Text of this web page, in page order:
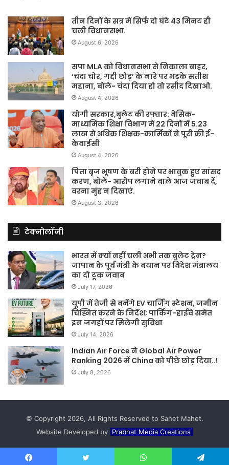
तीन दिनों के सत्र में सिर्फ दो घंटे 43 मिनट ही
चली विधानसभा.
August 6, 2026
सपा MLA को विधानसभा से निकाला बाहर,
‘चंदा चोर, गद्दी छोड़’ के नारे पर भड़के सतीश
महाना, बोले- चंदा दिया हो तो रसीद दिखाओ.
August 4, 2026
योगी सरकार,बुलेट की रफ्तार: बेसिक-
माध्यमिक शिक्षा विभाग में 22 दिनों में 5.23
लाख से अधिक शिक्षक-कार्मिकों ने पूरी की ई-
केवाईसी
August 4, 2026
पिता बृज भूषण के बरी होने पर भावुक हुए सांसद
करण, बोले- आरोप लगाने वाले आज जवाब दें,
वरना मुंह न दिखाएं.
August 3, 2026
टेक्नोलॉजी
भारत में क्यों नहीं चली अभी तक बुलेट ट्रेन?
जापान के पूर्व मंत्री के बयान पर विदेश मंत्रालय
का दो टूक जवाब
July 17, 2026
यूपी में तेजी से बनेंगे EV चार्जिंग स्टेशन, जमीन
चिह्नित करने के निर्देश; पार्किंग-हाईवे समेत
इन जगहों पर मिलेगी सुविधा
July 14, 2026
Indian Air Force ने Global Air Power
Ranking 2026 में China को पीछे छोड़ दिया..!
July 8, 2026
© Copyright 2026, All Rights Reserved to Sahet Mahet.
Website Developed by Prabhat Media Creations